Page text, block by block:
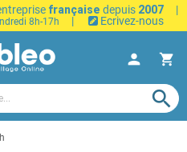
française depuis 2007
|
8h-17h | Ecrivez-nous
person shopping_cart
search